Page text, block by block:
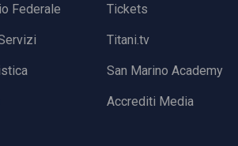
Federale Tickets
Titani.tv
San Marino Academy
Accrediti Media